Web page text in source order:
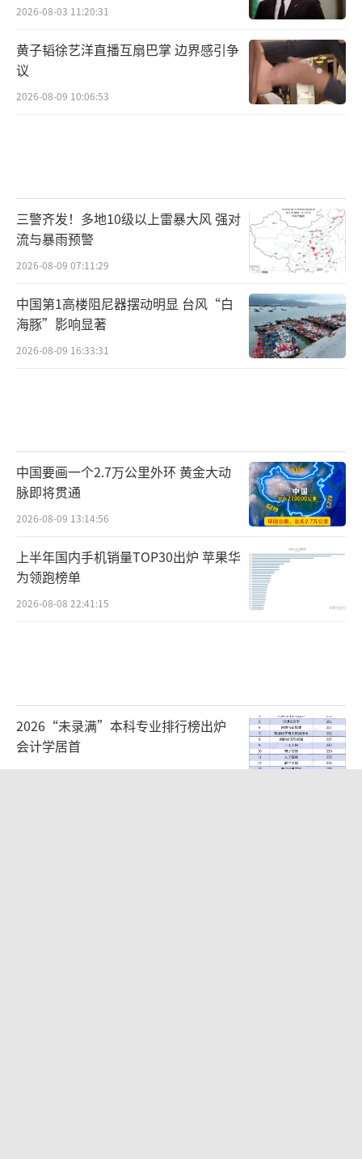
2026-08-03 11:20:31
黄子韬徐艺洋直播互扇巴掌 边界感引争
议
2026-08-09 10:06:53
三警齐发！多地10级以上雷暴大风 强对
流与暴雨预警
2026-08-09 07:11:29
中国第1高楼阻尼器摆动明显 台风“白
海豚”影响显著
2026-08-09 16:33:31
中国要画一个2.7万公里外环 黄金大动
脉即将贯通
2026-08-09 13:14:56
上半年国内手机销量TOP30出炉 苹果华
为领跑榜单
2026-08-08 22:41:15
2026“未录满”本科专业排行榜出炉
会计学居首
2026-08-09 09:11:38